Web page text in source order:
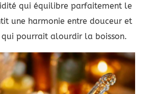
qui équilibre parfaitement le
une harmonie entre douceur et
qui pourrait alourdir la boisson.